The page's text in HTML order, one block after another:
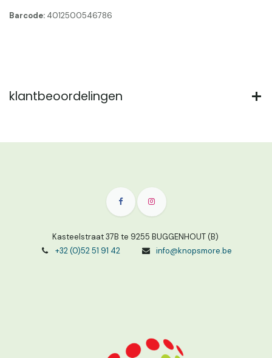
Barcode: 4012500546786
klantbeoordelingen
Kasteelstraat 37B te 9255 BUGGENHOUT (B)
+32 (0)52 51 91 42
info@knopsmore.be